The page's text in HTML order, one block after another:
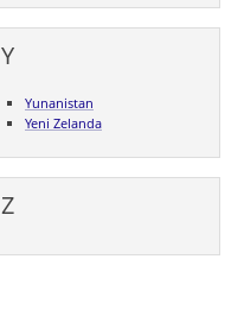
Y
Yunanistan
Yeni Zelanda
Z